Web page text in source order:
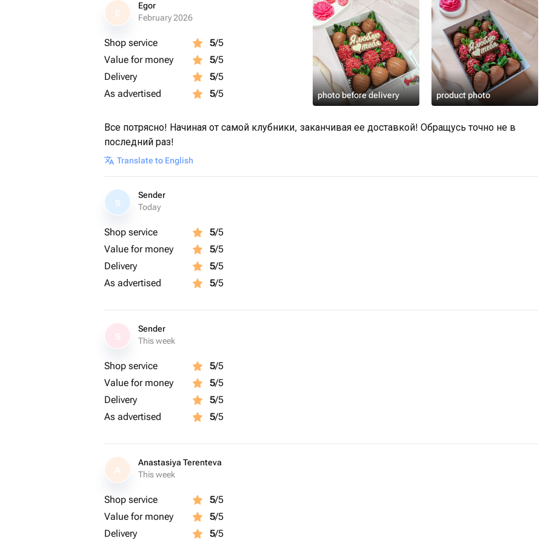
E
Egor
February 2026
Shop service 5/5
Value for money
5/5
Delivery
5/5
As advertised
5/5 photo before delivery product photo
Все потрясно! Начиная от самой клубники, заканчивая ее доставкой! Обращусь точно не в
последний раз!
Translate to English
S
Sender
Today
Shop service 5/5
Value for money
5/5
Delivery
5/5
As advertised
5/5
Sender
This week
Shop service 5/5
Value for money
5/5
Delivery
5/5
As advertised
5/5
A
Anastasiya Terenteva
This week
Shop service 5/5
Value for money
5/5
Delivery
5/5